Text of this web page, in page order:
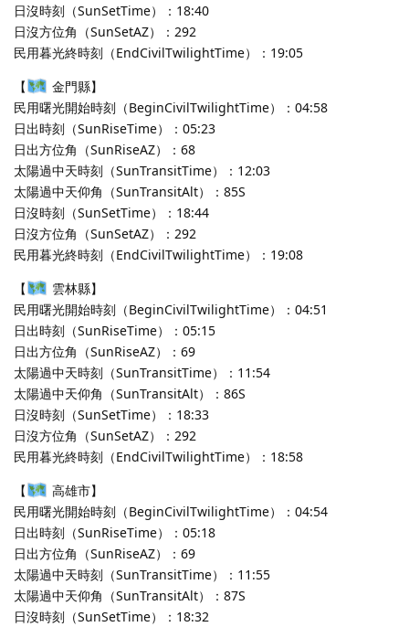
日沒時刻（SunSetTime）：18:40
日沒方位角（SunSetAZ）：292
民用暮光終時刻（EndCivilTwilightTime）：19:05
【
金門縣】
民用曙光開始時刻（BeginCivilTwilightTime）：04:58
日出時刻（SunRiseTime）：05:23
日出方位角（SunRiseAZ）：68
太陽過中天時刻（SunTransitTime）：12:03
太陽過中天仰角（SunTransitAlt）：85S
日沒時刻（SunSetTime）：18:44
日沒方位角（SunSetAZ）：292
民用暮光終時刻（EndCivilTwilightTime）：19:08
【
雲林縣】
民用曙光開始時刻（BeginCivilTwilightTime）：04:51
日出時刻（SunRiseTime）：05:15
日出方位角（SunRiseAZ）：69
太陽過中天時刻（SunTransitTime）：11:54
太陽過中天仰角（SunTransitAlt）：86S
日沒時刻（SunSetTime）：18:33
日沒方位角（SunSetAZ）：292
民用暮光終時刻（EndCivilTwilightTime）：18:58
【
高雄市】
民用曙光開始時刻（BeginCivilTwilightTime）：04:54
日出時刻（SunRiseTime）：05:18
日出方位角（SunRiseAZ）：69
太陽過中天時刻（SunTransitTime）：11:55
太陽過中天仰角（SunTransitAlt）：87S
日沒時刻（SunSetTime）：18:32